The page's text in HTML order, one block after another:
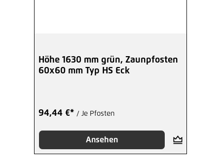
Höhe 1630 mm grün, Zaunpfosten
60x60 mm Typ HS Eck
94,44 €* / Je Pfosten
Ansehen